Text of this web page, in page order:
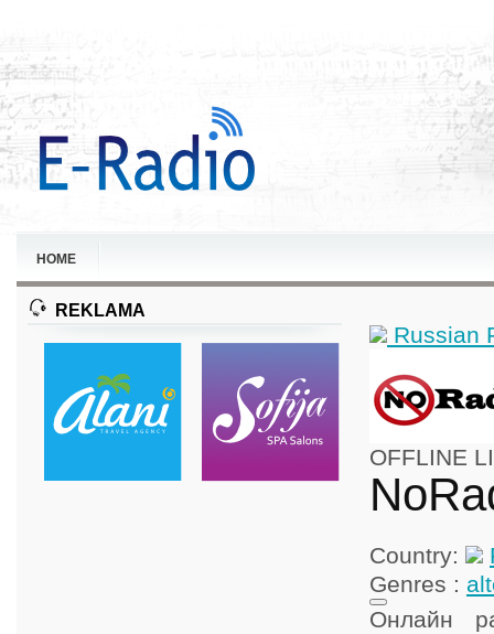
HOME
REKLAMA
Russian
OFFLINE
Country:
Genres :
Онлайн